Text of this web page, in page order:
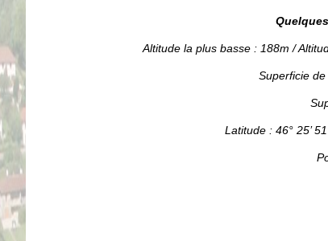
Altitude la plus basse : 188m /
Superficie
Latitude : 46° 25’